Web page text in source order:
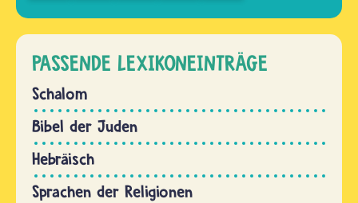
PASSENDE LEXIKONEINTRÄGE
Schalom
Bibel der Juden
Hebräisch
Sprachen der Religionen